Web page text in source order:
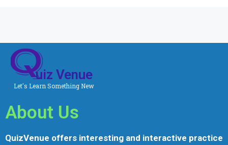
Let's Learn Something New
uiz Venue
About Us
QuizVenue offers interesting and interactive practice